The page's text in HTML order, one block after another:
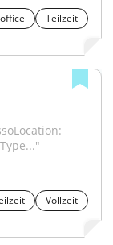
Teilzeit
Vollzeit